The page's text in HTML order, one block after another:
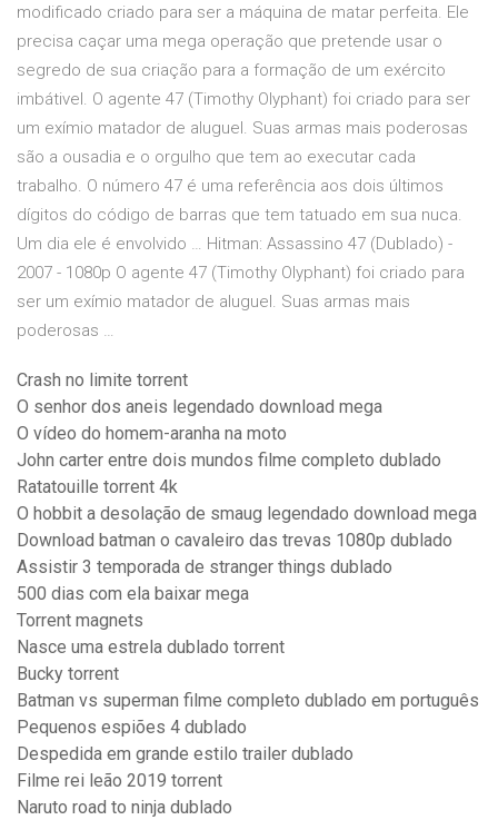
modificado criado para ser a máquina de matar perfeita. Ele
precisa caçar uma mega operação que pretende usar o
segredo de sua criação para a formação de um exército
imbátivel. O agente 47 (Timothy Olyphant) foi criado para ser
um exímio matador de aluguel. Suas armas mais poderosas
são a ousadia e o orgulho que tem ao executar cada
trabalho. O número 47 é uma referência aos dois últimos
dígitos do código de barras que tem tatuado em sua nuca.
Um dia ele é envolvido … Hitman: Assassino 47 (Dublado) -
2007 - 1080p O agente 47 (Timothy Olyphant) foi criado para
ser um exímio matador de aluguel. Suas armas mais
poderosas …
Crash no limite torrent
O senhor dos aneis legendado download mega
O vídeo do homem-aranha na moto
John carter entre dois mundos filme completo dublado
Ratatouille torrent 4k
O hobbit a desolação de smaug legendado download mega
Download batman o cavaleiro das trevas 1080p dublado
Assistir 3 temporada de stranger things dublado
500 dias com ela baixar mega
Torrent magnets
Nasce uma estrela dublado torrent
Bucky torrent
Batman vs superman filme completo dublado em português
Pequenos espiões 4 dublado
Despedida em grande estilo trailer dublado
Filme rei leão 2019 torrent
Naruto road to ninja dublado